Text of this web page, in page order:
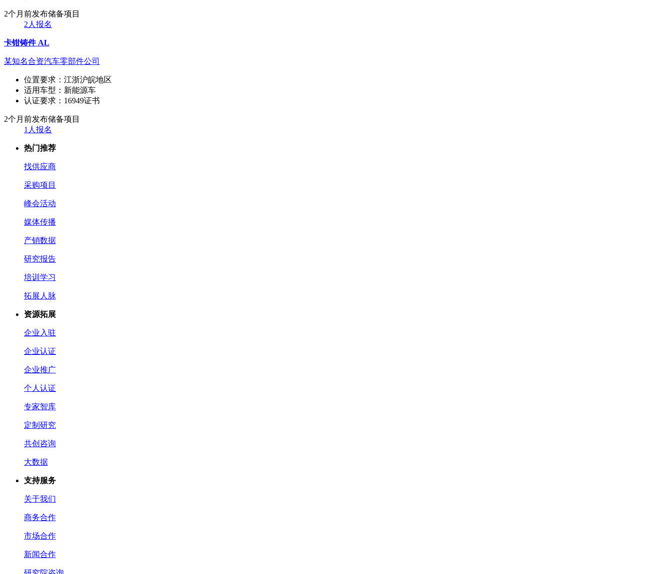
2个月前发布储备项目
2人报名
卡钳铸件 AL
某知名合资汽车零部件公司
位置要求： 江浙沪皖地区
适用车型： 新能源车
认证要求： 16949证书
2个月前发布储备项目
1人报名
热门推荐
找供应商
采购项目
峰会活动
媒体传播
产销数据
研究报告
培训学习
拓展人脉
资源拓展
企业入驻
企业认证
企业推广
个人认证
专家智库
定制研究
共创咨询
大数据
支持服务
关于我们
商务合作
市场合作
新闻合作